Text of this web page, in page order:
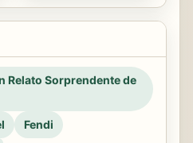
Relato Sorprendente de
Fendi